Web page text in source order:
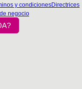
y condicionesDirectrices
negocio